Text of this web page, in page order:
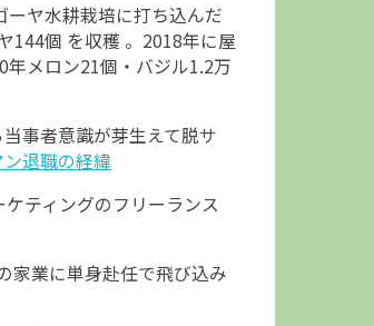
ーヤ水耕栽培に打ち込んだ
144個 を収穫 。2018年に屋
年メロン21個・バジル1.2万
事者意識が芽生えて脱サ
退職の経緯
ティングのフリーランス
家業に単身赴任で飛び込み